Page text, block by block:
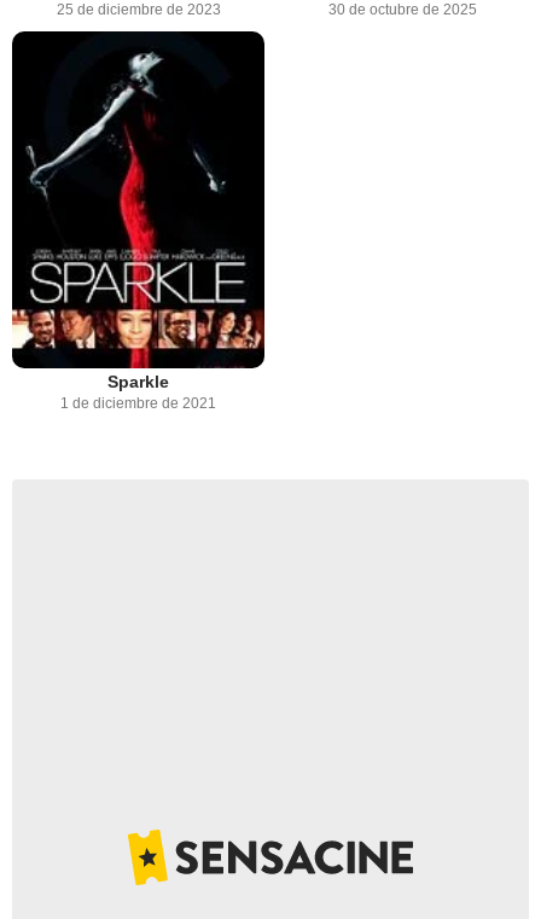
25 de diciembre de 2023 30 de octubre de 2025
Sparkle
1 de diciembre de 2021